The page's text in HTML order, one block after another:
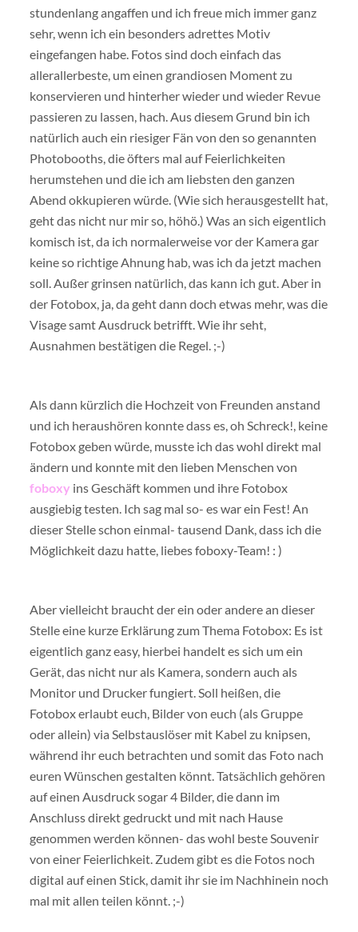
stundenlang angaffen und ich freue mich immer ganz
sehr, wenn ich ein besonders adrettes Motiv
eingefangen habe. Fotos sind doch einfach das
allerallerbeste, um einen grandiosen Moment zu
konservieren und hinterher wieder und wieder Revue
passieren zu lassen, hach. Aus diesem Grund bin ich
natürlich auch ein riesiger Fän von den so genannten
Photobooths, die öfters mal auf Feierlichkeiten
herumstehen und die ich am liebsten den ganzen
Abend okkupieren würde. (Wie sich herausgestellt hat,
geht das nicht nur mir so, höhö.) Was an sich eigentlich
komisch ist, da ich normalerweise vor der Kamera gar
keine so richtige Ahnung hab, was ich da jetzt machen
soll. Außer grinsen natürlich, das kann ich gut. Aber in
der Fotobox, ja, da geht dann doch etwas mehr, was die
Visage samt Ausdruck betrifft. Wie ihr seht,
Ausnahmen bestätigen die Regel. ;-)
Als dann kürzlich die Hochzeit von Freunden anstand
und ich heraushören konnte dass es, oh Schreck!, keine
Fotobox geben würde, musste ich das wohl direkt mal
ändern und konnte mit den lieben Menschen von
foboxy ins Geschäft kommen und ihre Fotobox
ausgiebig testen. Ich sag mal so- es war ein Fest! An
dieser Stelle schon einmal- tausend Dank, dass ich die
Möglichkeit dazu hatte, liebes foboxy-Team! : )
Aber vielleicht braucht der ein oder andere an dieser
Stelle eine kurze Erklärung zum Thema Fotobox: Es ist
eigentlich ganz easy, hierbei handelt es sich um ein
Gerät, das nicht nur als Kamera, sondern auch als
Monitor und Drucker fungiert. Soll heißen, die
Fotobox erlaubt euch, Bilder von euch (als Gruppe
oder allein) via Selbstauslöser mit Kabel zu knipsen,
während ihr euch betrachten und somit das Foto nach
euren Wünschen gestalten könnt. Tatsächlich gehören
auf einen Ausdruck sogar 4 Bilder, die dann im
Anschluss direkt gedruckt und mit nach Hause
genommen werden können- das wohl beste Souvenir
von einer Feierlichkeit. Zudem gibt es die Fotos noch
digital auf einen Stick, damit ihr sie im Nachhinein noch
mal mit allen teilen könnt. ;-)